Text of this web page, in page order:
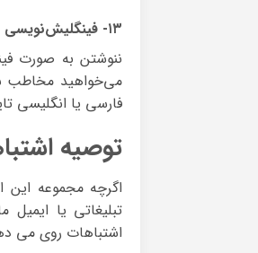
۱۳- فینگلیش‌نویسی
ننوشتن به صورت
می‌خواهید مخاطب
فارسی یا انگلیسی
توصیه
اگرچه مجموعه این
تبلیغاتی یا
اشتباهات روی می